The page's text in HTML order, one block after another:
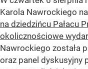
Karola Nawrockiego
na dziedzińcu Pałacu
okolicznościowe
Nawrockiego została
oraz panel dyskusyjny